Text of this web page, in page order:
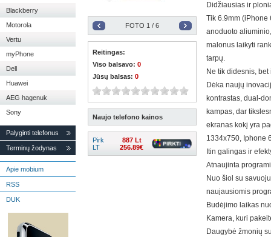
Blackberry
Motorola
Vertu
myPhone
Dell
Huawei
AEG hagenuk
Sony
Palyginti telefonus
Terminų žodynas
Apie mobium
RSS
DUK
FOTO 1 / 6
Reitingas:
Viso balsavo: 0
Jūsų balsas: 0
Naujo telefono kainos
Pirk
LT
887 Lt
256.89€
Didžiausias ir
Tik 6.9mm (iPhone
anoduoto
malonus laikyti
tarpų.
Ne tik didesnis,
Dėka naujų
kontrastas, dual-
kampas, dar
ekranas kokį yra
1334x750, Iphone
Itin galingas ir
Atnaujinta
Nuo šiol su
naujausiomis
Budėjimo laikas
Kamera, kuri
Daugybė žmonių